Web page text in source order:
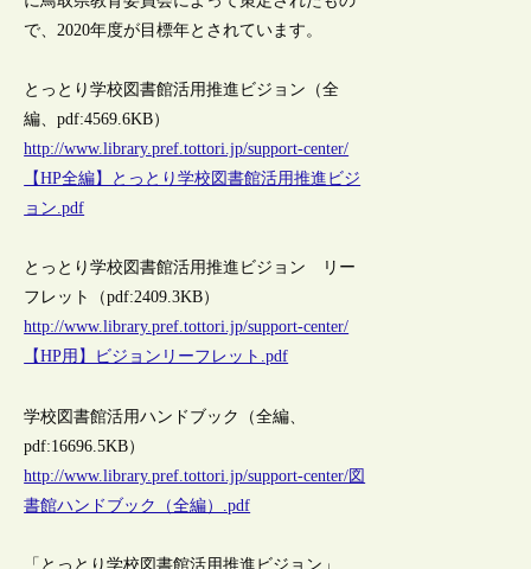
で、2020年度が目標年とされています。
とっとり学校図書館活用推進ビジョン（全
編、pdf:4569.6KB）
http://www.library.pref.tottori.jp/support-center/
【HP全編】とっとり学校図書館活用推進ビジ
ョン.pdf
とっとり学校図書館活用推進ビジョン リー
フレット（pdf:2409.3KB）
http://www.library.pref.tottori.jp/support-center/
【HP用】ビジョンリーフレット.pdf
学校図書館活用ハンドブック（全編、
pdf:16696.5KB）
http://www.library.pref.tottori.jp/support-center/図
書館ハンドブック（全編）.pdf
「とっとり学校図書館活用推進ビジョン」